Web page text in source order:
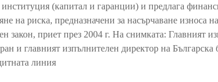
(капитал и гаранции) и предлага
на риска, предназначени за насърчаване износа
закон, приет през 2004 г. На снимката: Главният
и главният изпълнителен директор на Българска
линия